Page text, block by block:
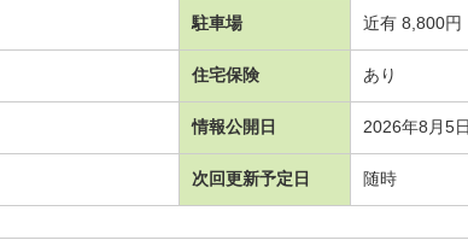
駐車場 近有 8,800円
住宅保険 あり
情報公開日 2026年8月5日
次回更新予定日 随時